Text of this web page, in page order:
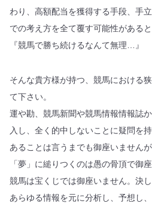
わり、高額配当を獲得する手段、手
での考え方を全て覆す可能性がある
『競馬で勝ち続けるなんて無理…』
そんな貴方様が持つ、競馬における
て下さい。
運や勘、競馬新聞や競馬情報情報誌
入し、全く的中しないことに疑問を
あることは言うまでも御座いません
「夢」に縋りつくのは愚の骨頂で御座
競馬は宝くじでは御座いません。決
あらゆる情報を元に分析し、予想し